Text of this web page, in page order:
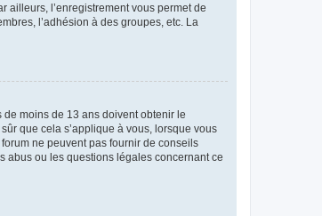
ailleurs, l’enregistrement vous permet de
l’adhésion à des groupes, etc. La
moins de 13 ans doivent obtenir le
que cela s’applique à vous, lorsque vous
ne peuvent pas fournir de conseils
abus ou les questions légales concernant ce